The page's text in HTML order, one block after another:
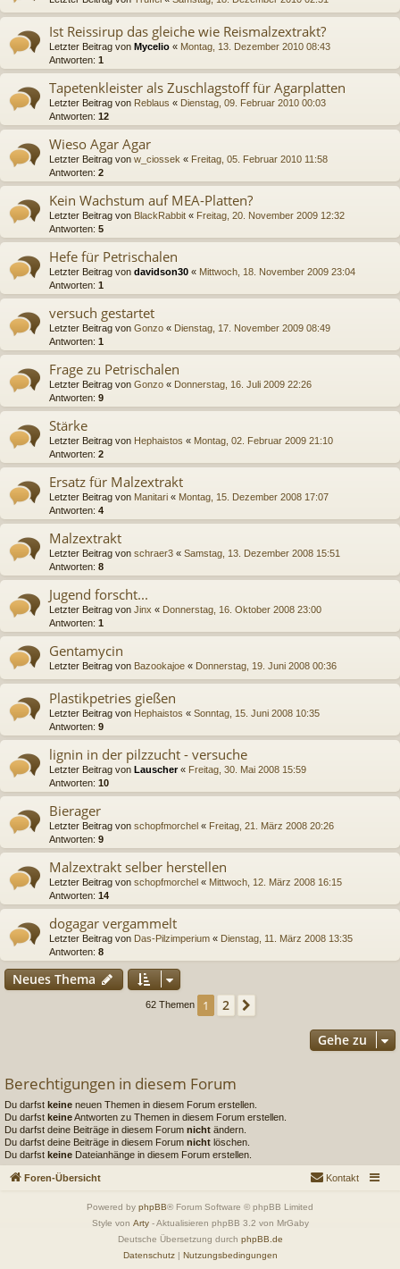
Ist Reissirup das gleiche wie Reismalzextrakt?
Letzter Beitrag von Mycelio « Montag, 13. Dezember 2010 08:43
Antworten: 1
Tapetenkleister als Zuschlagstoff für Agarplatten
Letzter Beitrag von Reblaus « Dienstag, 09. Februar 2010 00:03
Antworten: 12
Wieso Agar Agar
Letzter Beitrag von w_ciossek « Freitag, 05. Februar 2010 11:58
Antworten: 2
Kein Wachstum auf MEA-Platten?
Letzter Beitrag von BlackRabbit « Freitag, 20. November 2009 12:32
Antworten: 5
Hefe für Petrischalen
Letzter Beitrag von davidson30 « Mittwoch, 18. November 2009 23:04
Antworten: 1
versuch gestartet
Letzter Beitrag von Gonzo « Dienstag, 17. November 2009 08:49
Antworten: 1
Frage zu Petrischalen
Letzter Beitrag von Gonzo « Donnerstag, 16. Juli 2009 22:26
Antworten: 9
Stärke
Letzter Beitrag von Hephaistos « Montag, 02. Februar 2009 21:10
Antworten: 2
Ersatz für Malzextrakt
Letzter Beitrag von Manitari « Montag, 15. Dezember 2008 17:07
Antworten: 4
Malzextrakt
Letzter Beitrag von schraer3 « Samstag, 13. Dezember 2008 15:51
Antworten: 8
Jugend forscht...
Letzter Beitrag von Jinx « Donnerstag, 16. Oktober 2008 23:00
Antworten: 1
Gentamycin
Letzter Beitrag von Bazookajoe « Donnerstag, 19. Juni 2008 00:36
Plastikpetries gießen
Letzter Beitrag von Hephaistos « Sonntag, 15. Juni 2008 10:35
Antworten: 9
lignin in der pilzzucht - versuche
Letzter Beitrag von Lauscher« Freitag, 30. Mai 2008 15:59
Antworten: 10
Bierager
Letzter Beitrag von schopfmorchel « Freitag, 21. März 2008 20:26
Antworten: 9
Malzextrakt selber herstellen
Letzter Beitrag von schopfmorchel « Mittwoch, 12. März 2008 16:15
Antworten: 14
dogagar vergammelt
Letzter Beitrag von Das-Pilzimperium « Dienstag, 11. März 2008 13:35
Antworten: 8
Neues Thema
62 Themen 1 2
Gehe zu
Berechtigungen in diesem Forum
Du darfst keine neuen Themen in diesem Forum erstellen.
Du darfst keineAntworten zu Themen in diesem Forum erstellen.
Du darfst deine Beiträge in diesem Forum nicht ändern.
Du darfst deine Beiträge in diesem Forum nicht löschen.
Du darfst keine Dateianhänge in diesem Forum erstellen.
Foren-Übersicht Kontakt
Powered by phpBB® Forum Software © phpBB Limited
Style von Arty- Aktualisieren phpBB 3.2 von MrGaby
Deutsche Übersetzung durch phpBB.de
Datenschutz| Nutzungsbedingungen